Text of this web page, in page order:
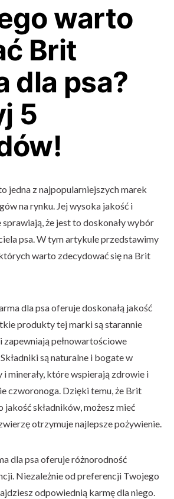
warto
Brit
dla psa?
5
jedna z najpopularniejszych marek
na rynku. Jej wysoka jakość i
że jest to doskonały wybór
psa. W tym artykule przedstawimy
warto zdecydować się na Brit
dla psa oferuje doskonałą jakość
produkty tej marki są starannie
zapewniają pełnowartościowe
są naturalne i bogate w
minerały, które wspierają zdrowie i
czworonoga. Dzięki temu, że Brit
jakość składników, możesz mieć
otrzymuje najlepsze pożywienie.
dla psa oferuje różnorodność
Niezależnie od preferencji Twojego
odpowiednią karmę dla niego.